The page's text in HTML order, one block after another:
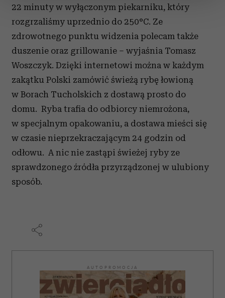
zmienić lub wycofać swoją zgodę w dowolnej chwili.
Wykorzystujemy pliki cookie do spersonalizowania treści
i reklam, aby oferować funkcje społecznościowe i
analizować ruch w naszej witrynie. Informacje o tym, jak
korzystasz z naszej witryny, udostępniamy partnerom
społecznościowym, reklamowym i analitycznym.
Partnerzy mogą połączyć te informacje z innymi danymi
otrzymanymi od Ciebie lub uzyskanymi podczas
korzystania z ich usług.
22 minuty w wyłączonym piekarniku, który
rozgrzaliśmy uprzednio do 250°C. Ze
zdrowotnego punktu widzenia polecam także
duszenie oraz grillowanie – wyjaśnia Tomasz
Woszczyk. Dzięki internetowi można w każdym
zakątku Polski zamówić świeżą rybę łowioną
w Borach Tucholskich z dostawą prosto do
domu. Ryba trafia do odbiorcy niemrożona,
w specjalnym opakowaniu, a dostawa mieści się
w czasie nieprzekraczającym 24 godzin od
odłowu. A nic nie zastąpi świeżej ryby ze
sprawdzonego źródła przyrządzonej w ulubiony
sposób.
AUTOPROMOCJA